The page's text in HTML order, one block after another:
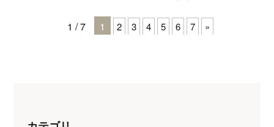
1 / 7 1 2 3 4 5 6 7 »